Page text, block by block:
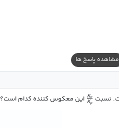
مشاهده پاسخ ها
Kp
Kn این معکوس کننده کدام است؟